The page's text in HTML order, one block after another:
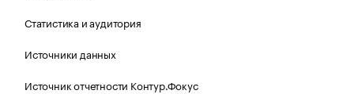
Статистика и аудитория
Источники данных
Источник отчетности Контур.Фокус